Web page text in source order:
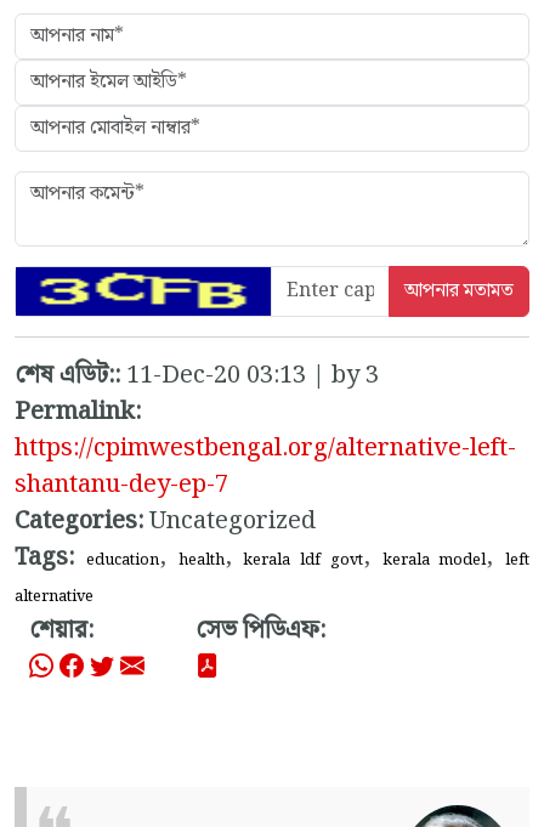
শেষ এডিট::11-Dec-20 03:13 | by 3
Permalink:
https://cpimwestbengal.org/alternative-left-
shantanu-dey-ep-7
Categories:Uncategorized
Tags: education, health,kerala ldf govt, kerala model, left
alternative
শেয়ার: সেভ পিডিএফ: